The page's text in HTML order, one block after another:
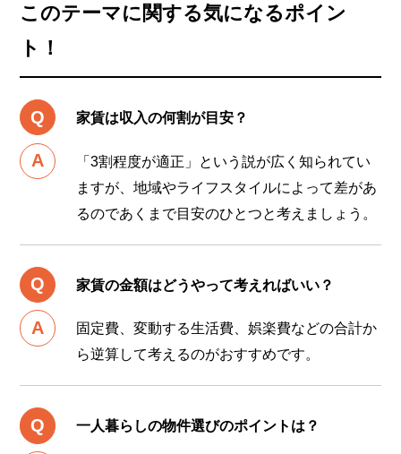
このテーマに関する気になるポイン
ト！
家賃は収入の何割が目安？
「3割程度が適正」という説が広く知られてい
ますが、地域やライフスタイルによって差があ
るのであくまで目安のひとつと考えましょう。
家賃の金額はどうやって考えればいい？
固定費、変動する生活費、娯楽費などの合計か
ら逆算して考えるのがおすすめです。
一人暮らしの物件選びのポイントは？